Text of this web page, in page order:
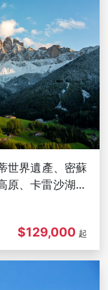
世界遺產、密蘇
原、卡雷沙湖、
$129,000 起